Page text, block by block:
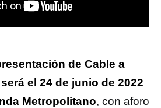
de Cable a
el 24 de junio de 2022
Metropolitano, con aforo